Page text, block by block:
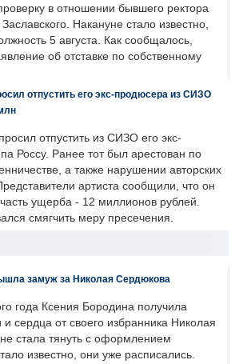
в отношении бывшего ректора
Накануне стало известно,
5 августа. Как сообщалось,
об отставке по собственному
отпустить его экс-продюсера из СИЗО
отпустить из СИЗО его экс-
Россу. Ранее тот был арестован по
а также нарушении авторских
артиста сообщили, что он
ущерба - 12 миллионов рублей.
смягчить меру пресечения.
замуж за Николая Сердюкова
года Ксения Бородина получила
сердца от своего избранника Николая
стала тянуть с оформлением
известно, они уже расписались.